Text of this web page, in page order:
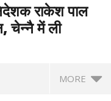
राकेश पाल
चेन्नै में ली
MORE